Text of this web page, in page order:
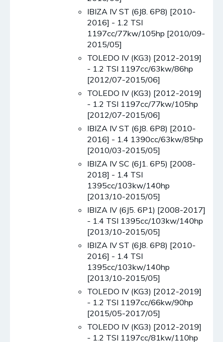
IBIZA IV ST (6J8. 6P8) [2010-
2016] - 1.2 TSI
1197cc/77kw/105hp [2010/09-
2015/05]
TOLEDO IV (KG3) [2012-2019]
- 1.2 TSI 1197cc/63kw/86hp
[2012/07-2015/06]
TOLEDO IV (KG3) [2012-2019]
- 1.2 TSI 1197cc/77kw/105hp
[2012/07-2015/06]
IBIZA IV ST (6J8. 6P8) [2010-
2016] - 1.4 1390cc/63kw/85hp
[2010/03-2015/05]
IBIZA IV SC (6J1. 6P5) [2008-
2018] - 1.4 TSI
1395cc/103kw/140hp
[2013/10-2015/05]
IBIZA IV (6J5. 6P1) [2008-2017]
- 1.4 TSI 1395cc/103kw/140hp
[2013/10-2015/05]
IBIZA IV ST (6J8. 6P8) [2010-
2016] - 1.4 TSI
1395cc/103kw/140hp
[2013/10-2015/05]
TOLEDO IV (KG3) [2012-2019]
- 1.2 TSI 1197cc/66kw/90hp
[2015/05-2017/05]
TOLEDO IV (KG3) [2012-2019]
- 1.2 TSI 1197cc/81kw/110hp